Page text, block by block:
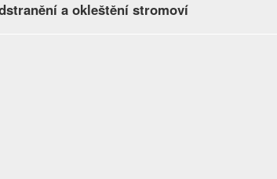
a okleštění stromoví